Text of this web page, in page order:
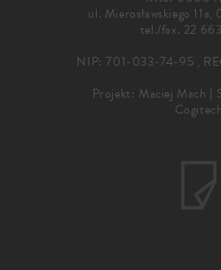
ul. Mierosławskiego 11a,
tel./fax. 22
NIP: 701-033-74-95 ,
Projekt: Maciej Mach |
Cogitech